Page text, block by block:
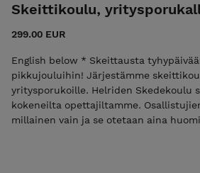
Skeittikoulu,
299.00 EUR
English below * Skeittausta tyhypäivään tai vaikka
pikkujouluihin! Järjestämme skeittikoulua työ- ja
yritysporukoille. Helriden Skedekoulu sisältää 1-2h
kokeneilta opettajiltamme.
millainen vain ja se otetaan aina